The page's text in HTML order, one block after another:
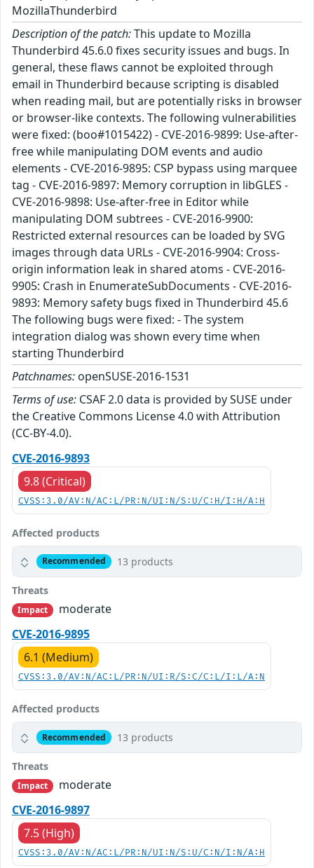
MozillaThunderbird
Description of the patch:This update to Mozilla
Thunderbird 45.6.0 fixes security issues and bugs. In
general, these flaws cannot be exploited through
email in Thunderbird because scripting is disabled
when reading mail, but are potentially risks in browser
or browser-like contexts. The following vulnerabilities
were fixed: (boo#1015422) - CVE-2016-9899: Use-after-
free while manipulating DOM events and audio
elements - CVE-2016-9895: CSP bypass using marquee
tag - CVE-2016-9897: Memory corruption in libGLES -
CVE-2016-9898: Use-after-free in Editor while
manipulating DOM subtrees - CVE-2016-9900:
Restricted external resources can be loaded by SVG
images through data URLs - CVE-2016-9904: Cross-
origin information leak in shared atoms - CVE-2016-
9905: Crash in EnumerateSubDocuments - CVE-2016-
9893: Memory safety bugs fixed in Thunderbird 45.6
The following bugs were fixed: - The system
integration dialog was shown every time when
starting Thunderbird
Patchnames: openSUSE-2016-1531
Terms of use: CSAF 2.0 data is provided by SUSE under
the Creative Commons License 4.0 with Attribution
(CC-BY-4.0).
CVE-2016-9893
9.8 (Critical)
CVSS:3.0/AV:N/AC:L/PR:N/UI:N/S:U/C:H/I:H/A:H
Affected products
Recommended 13 products
Threats
Impact
moderate
CVE-2016-9895
6.1 (Medium)
CVSS:3.0/AV:N/AC:L/PR:N/UI:R/S:C/C:L/I:L/A:N
Affected products
Recommended 13 products
Threats
Impact
moderate
CVE-2016-9897
7.5 (High)
CVSS:3.0/AV:N/AC:L/PR:N/UI:N/S:U/C:N/I:N/A:H